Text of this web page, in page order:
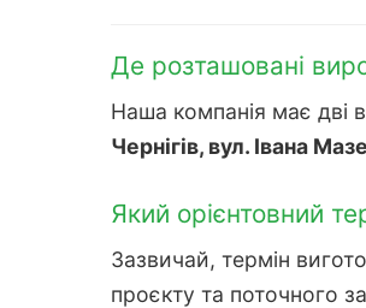
Де розташовані
Наша компанія має дві
Чернігів, вул. Івана
Який орієнтовний
Зазвичай, термін
проєкту та поточного